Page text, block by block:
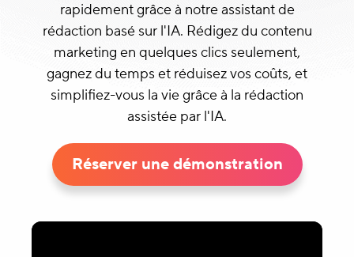
rapidement grâce à notre assistant de
rédaction basé sur l'IA. Rédigez du contenu
marketing en quelques clics seulement,
gagnez du temps et réduisez vos coûts, et
simplifiez-vous la vie grâce à la rédaction
assistée par l'IA.
Réserver une démonstration